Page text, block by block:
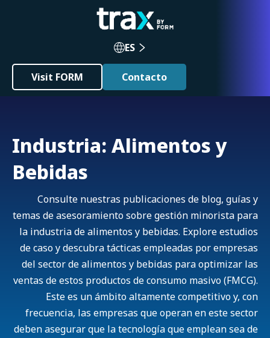
ES
Visit FORM Contacto
Industria: Alimentos y
Bebidas
Consulte nuestras publicaciones de blog, guías y
temas de asesoramiento sobre gestión minorista para
la industria de alimentos y bebidas. Explore estudios
de caso y descubra tácticas empleadas por empresas
del sector de alimentos y bebidas para optimizar las
ventas de estos productos de consumo masivo (FMCG).
Este es un ámbito altamente competitivo y, con
frecuencia, las empresas que operan en este sector
deben asegurar que la tecnología que emplean sea de